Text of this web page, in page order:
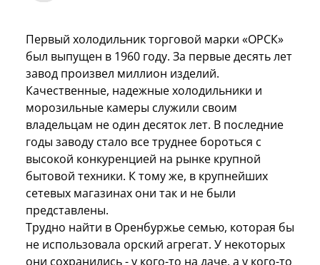
Первый холодильник торговой марки «ОРСК»
был выпущен в 1960 году. За первые десять лет
завод произвел миллион изделий.
Качественные, надежные холодильники и
морозильные камеры служили своим
владельцам не один десяток лет. В последние
годы заводу стало все труднее бороться с
высокой конкуренцией на рынке крупной
бытовой техники. К тому же, в крупнейших
сетевых магазинах они так и не были
представлены.
Трудно найти в Оренбуржье семью, которая бы
не использовала орский агрегат. У некоторых
они сохранились - у кого-то на даче, а у кого-то